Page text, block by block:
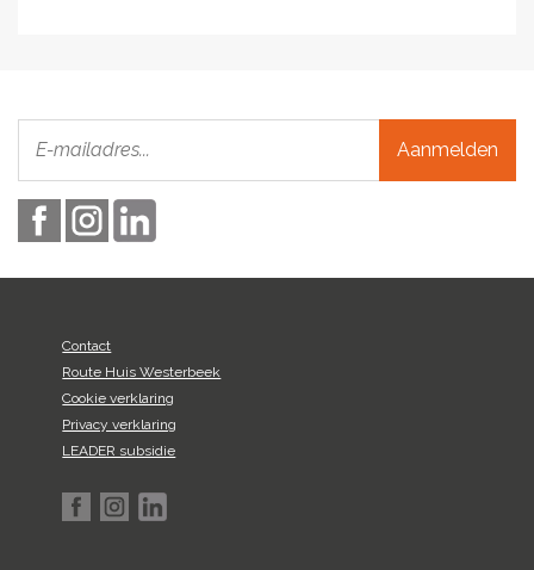
Aanmelden
Contact
Route Huis Westerbeek
Cookie verklaring
Privacy verklaring
LEADER subsidie